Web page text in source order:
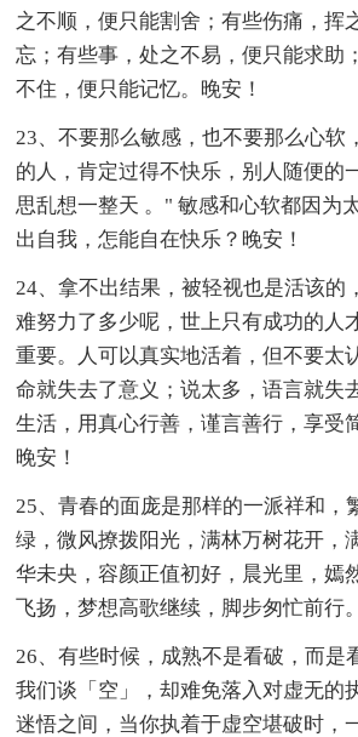
之不顺，便只能割舍；有些伤痛，挥
忘；有些事，处之不易，便只能求助
不住，便只能记忆。晚安！
23、不要那么敏感，也不要那么心软
的人，肯定过得不快乐，别人随便的
思乱想一整天 。" 敏感和心软都因为
出自我，怎能自在快乐？晚安！
24、拿不出结果，被轻视也是活该的
难努力了多少呢，世上只有成功的人
重要。人可以真实地活着，但不要太
命就失去了意义；说太多，语言就失
生活，用真心行善，谨言善行，享受
晚安！
25、青春的面庞是那样的一派祥和，
绿，微风撩拨阳光，满林万树花开，
华未央，容颜正值初好，晨光里，嫣
飞扬，梦想高歌继续，脚步匆忙前行
26、有些时候，成熟不是看破，而是
我们谈「空」，却难免落入对虚无的
迷悟之间，当你执着于虚空堪破时，